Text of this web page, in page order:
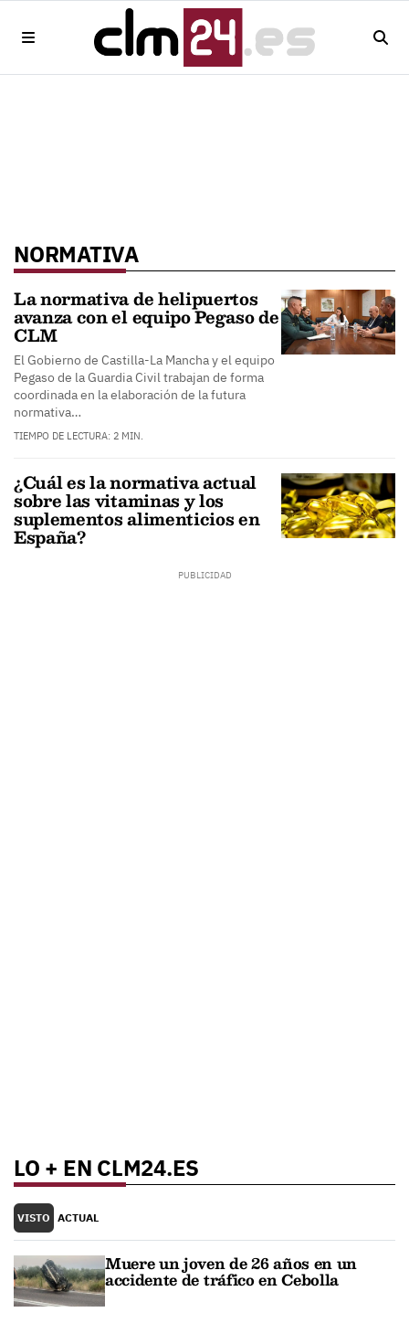
NORMATIVA
La normativa de helipuertos
avanza con el equipo Pegaso de
CLM
El Gobierno de Castilla-La Mancha y el equipo
Pegaso de la Guardia Civil trabajan de forma
coordinada en la elaboración de la futura
normativa…
TIEMPO DE LECTURA: 2 MIN.
¿Cuál es la normativa actual
sobre las vitaminas y los
suplementos alimenticios en
España?
LO + EN CLM24.ES
VISTO ACTUAL
Muere un joven de 26 años en un
accidente de tráfico en Cebolla